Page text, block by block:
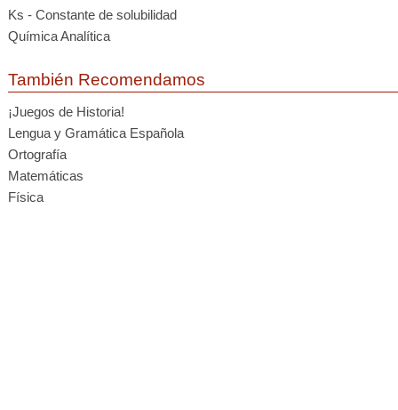
Ks - Constante de solubilidad
Química Analítica
También Recomendamos
¡Juegos de Historia!
Lengua y Gramática Española
Ortografía
Matemáticas
Física